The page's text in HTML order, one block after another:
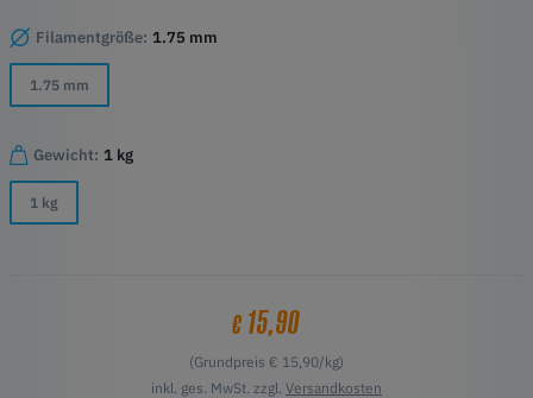
Filamentgröße: 1.75 mm
1.75 mm
Gewicht: 1 kg
1 kg
€ 15,90
(Grundpreis € 15,90/kg)
inkl. ges. MwSt. zzgl. Versandkosten